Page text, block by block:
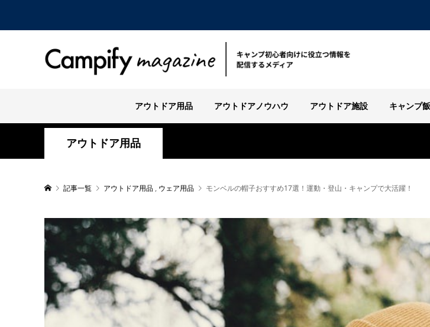
アウトドア用品 アウトドアノウハウ アウトドア施設 キャンプ飯
アウトドア用品
記事一覧 アウトドア用品 , ウェア用品 モンベルの帽子おすすめ17選！運動・登山・キャンプで大活躍！